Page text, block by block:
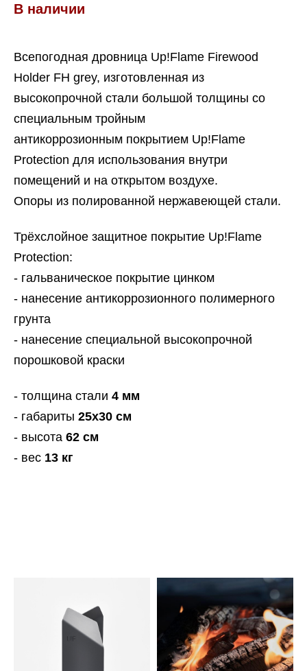
В наличии
Всепогодная дровница Up!Flame Firewood
Holder FH grey, изготовленная из
высокопрочной стали большой толщины со
специальным тройным
антикоррозионным покрытием Up!Flame
Protection для использования внутри
помещений и на открытом воздухе.
Опоры из полированной нержавеющей стали.
Трёхслойное защитное покрытие Up!Flame
Protection:
- гальваническое покрытие цинком
- нанесение антикоррозионного полимерного
грунта
- нанесение специальной высокопрочной
порошковой краски
- толщина стали 4 мм
- габариты 25x30 см
- высота 62 см
- вес 13 кг